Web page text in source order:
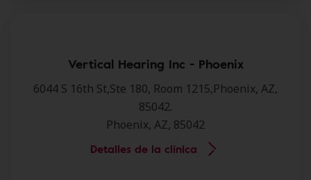
Vertical Hearing Inc - Phoenix
6044 S 16th St,Ste 180, Room 1215,Phoenix, AZ,
85042.
Phoenix, AZ, 85042
Detalles de la clínica